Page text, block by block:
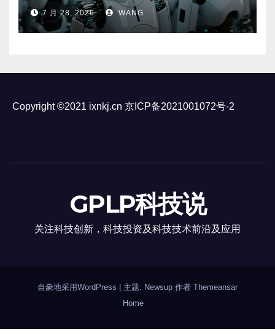
7 月 28, 2026 WANG
Copyright ©2021 ixnkj.cn 京ICP备2021001072号-2
GPLP科技说
关注科技创新，科技投资及科技技术前沿及应用
自豪地采用WordPress 主题: Newsup 作者 Themeansar
Home